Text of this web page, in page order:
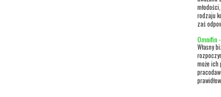
rodzaju
zaś
Omnifin
Własny
może ich